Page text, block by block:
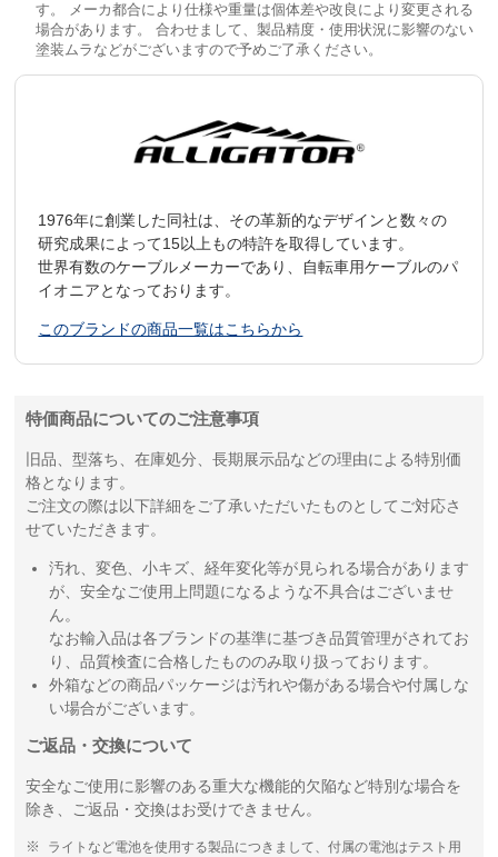
す。 メーカ都合により仕様や重量は個体差や改良により変更される
場合があります。 合わせまして、製品精度・使用状況に影響のない
塗装ムラなどがございますので予めご了承ください。
1976年に創業した同社は、その革新的なデザインと数々の
研究成果によって15以上もの特許を取得しています。
世界有数のケーブルメーカーであり、自転車用ケーブルのパ
イオニアとなっております。
このブランドの商品一覧はこちらから
特価商品についてのご注意事項
旧品、型落ち、在庫処分、長期展示品などの理由による特別価
格となります。
ご注文の際は以下詳細をご了承いただいたものとしてご対応さ
せていただきます。
汚れ、変色、小キズ、経年変化等が見られる場合があります
が、安全なご使用上問題になるような不具合はございませ
ん。
なお輸入品は各ブランドの基準に基づき品質管理がされてお
り、品質検査に合格したもののみ取り扱っております。
外箱などの商品パッケージは汚れや傷がある場合や付属しな
い場合がございます。
ご返品・交換について
安全なご使用に影響のある重大な機能的欠陥など特別な場合を
除き、ご返品・交換はお受けできません。
ライトなど電池を使用する製品につきまして、付属の電池はテスト用